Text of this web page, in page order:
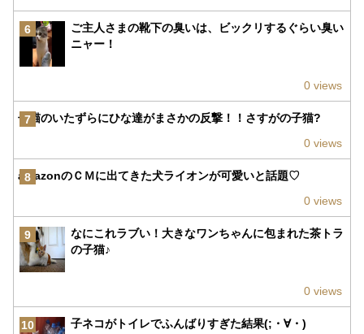
6
ご主人さまの靴下の臭いは、ビックリするぐらい臭い
ニャー！
0 views
7
子猫のいたずらにひな達がまさかの反撃！！さすがの子猫?
0 views
8
amazonのＣＭに出てきた犬ライオンが可愛いと話題♡
0 views
9
なにこれラブい！大きなワンちゃんに包まれた茶トラ
の子猫♪
0 views
10 子ネコがトイレでふんばりすぎた結果(;・∀・)